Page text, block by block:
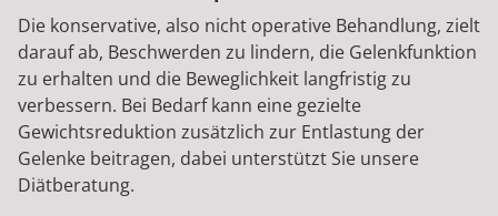
Die konservative, also nicht operative Behandlung, zielt
darauf ab, Beschwerden zu lindern, die Gelenkfunktion
zu erhalten und die Beweglichkeit langfristig zu
verbessern. Bei Bedarf kann eine gezielte
Gewichtsreduktion zusätzlich zur Entlastung der
Gelenke beitragen, dabei unterstützt Sie unsere
Diätberatung.